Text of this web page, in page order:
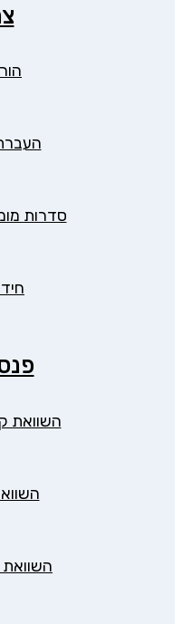
סדרות
השוואת
השוואת